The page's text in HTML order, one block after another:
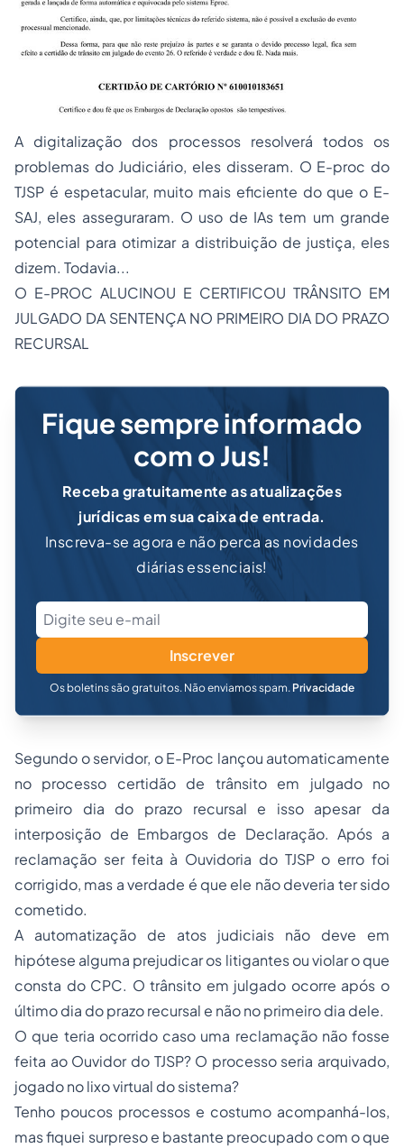
A digitalização dos processos resolverá todos os
problemas do Judiciário, eles disseram. O E-proc do
TJSP é espetacular, muito mais eficiente do que o E-
SAJ, eles asseguraram. O uso de IAs tem um grande
potencial para otimizar a distribuição de justiça, eles
dizem. Todavia...
O E-PROC ALUCINOU E CERTIFICOU TRÂNSITO EM
JULGADO DA SENTENÇA NO PRIMEIRO DIA DO PRAZO
RECURSAL
Fique sempre informado
com o Jus!
Receba gratuitamente as atualizações
jurídicas em sua caixa de entrada.
Inscreva-se agora e não perca as novidades
diárias essenciais!
Inscrever
Os boletins são gratuitos. Não enviamos spam. Privacidade
Segundo o servidor, o E-Proc lançou automaticamente
no processo certidão de trânsito em julgado no
primeiro dia do prazo recursal e isso apesar da
interposição de Embargos de Declaração. Após a
reclamação ser feita à Ouvidoria do TJSP o erro foi
corrigido, mas a verdade é que ele não deveria ter sido
cometido.
A automatização de atos judiciais não deve em
hipótese alguma prejudicar os litigantes ou violar o que
consta do CPC. O trânsito em julgado ocorre após o
último dia do prazo recursal e não no primeiro dia dele.
O que teria ocorrido caso uma reclamação não fosse
feita ao Ouvidor do TJSP? O processo seria arquivado,
jogado no lixo virtual do sistema?
Tenho poucos processos e costumo acompanhá-los,
mas fiquei surpreso e bastante preocupado com o que